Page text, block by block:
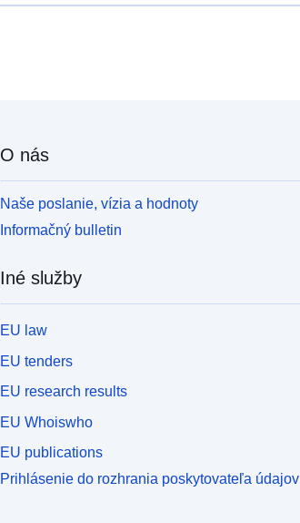
O nás
Naše poslanie, vízia a hodnoty
Informačný bulletin
Iné služby
EU law
EU tenders
EU research results
EU Whoiswho
EU publications
Prihlásenie do rozhrania poskytovateľa údajov